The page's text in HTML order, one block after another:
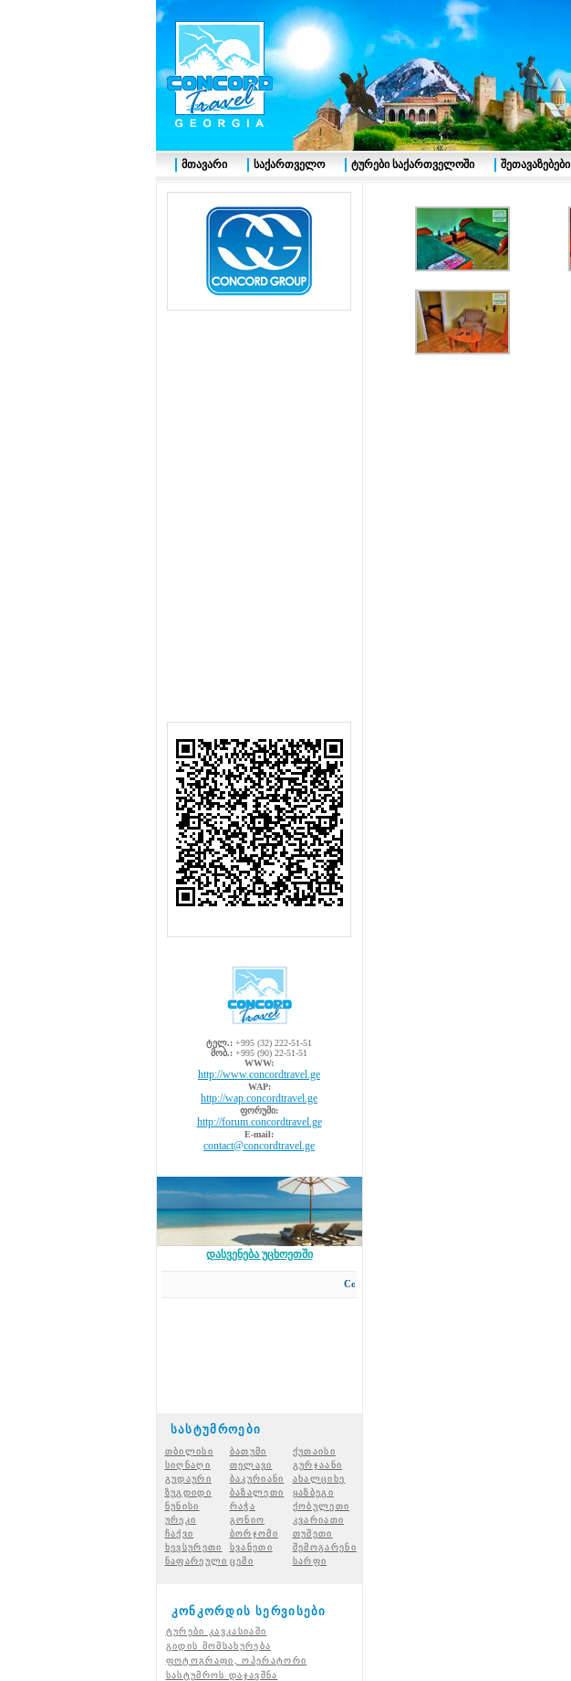
ტელ.: +995 (32) 222-51-51
მობ.: +995 (90) 22-51-51
WWW:
http://www.concordtravel.ge
WAP:
http://wap.concordtravel.ge
ფორუმი:
http://forum.concordtravel.ge
E-mail:
contact@concordtravel.ge
დასვენება უცხოეთში
Concord Travel
სასტუმროები
თბილისი ბათუმი
ქუთაისი
სიღნაღი
თელავი
გურჯაანი
გუდაური
ბაკურიანი ახალციხე
ზუგდიდი
ბაზალეთი
ყაზბეგი
ნუნისი
რაჭა
ქობულეთი
ურეკი
გონიო
კვარიათი
ჩაქვი
ბორჯომი
თუშეთი
ხევსურეთი
სვანეთი
შემოგარენი
ნაფარეული ცემი სარფი
კონკორდის სერვისები
ტურები კავკასიაში
გიდის მომსახურება
ფოტოგრაფი, ოპერატორი
სასტუმროს დაჯავშნა
მთავარი საქართველო ტურები საქართველოში შეთავაზებები